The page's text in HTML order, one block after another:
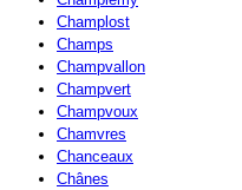
Champlost
Champs
Champvallon
Champvert
Champvoux
Chamvres
Chanceaux
Chânes